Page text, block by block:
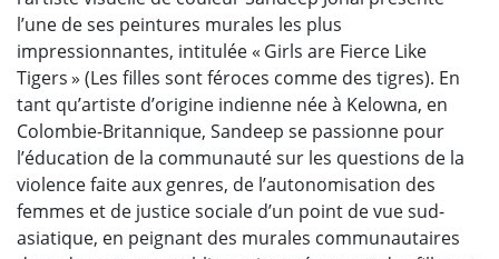
l’une de ses peintures murales les plus
impressionnantes, intitulée « Girls are Fierce Like
Tigers » (Les filles sont féroces comme des tigres). En
tant qu’artiste d’origine indienne née à Kelowna, en
Colombie-Britannique, Sandeep se passionne pour
l’éducation de la communauté sur les questions de la
violence faite aux genres, de l’autonomisation des
femmes et de justice sociale d’un point de vue sud-
asiatique, en peignant des murales communautaires